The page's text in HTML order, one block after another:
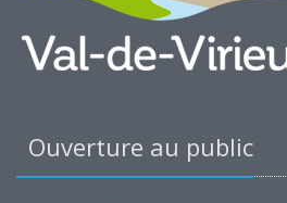
Ouverture au public